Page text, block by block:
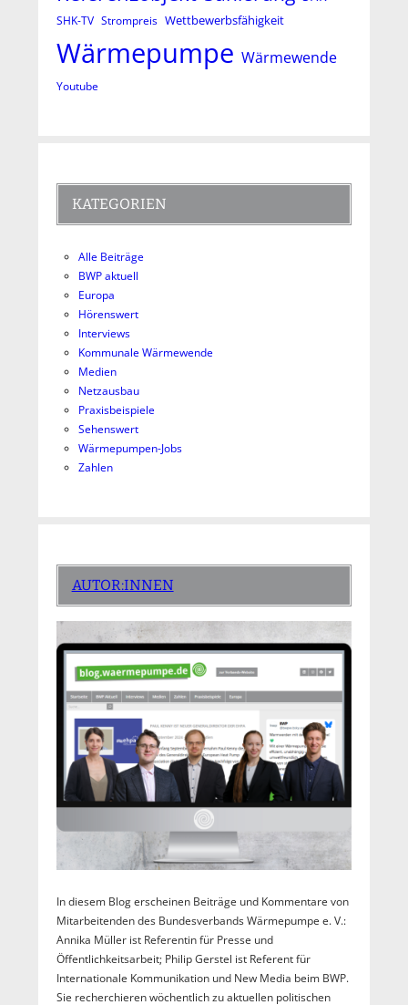
SHK-TV Strompreis Wettbewerbsfähigkeit
Wärmepumpe Wärmewende
Youtube
KATEGORIEN
Alle Beiträge
BWP aktuell
Europa
Hörenswert
Interviews
Kommunale Wärmewende
Medien
Netzausbau
Praxisbeispiele
Sehenswert
Wärmepumpen-Jobs
Zahlen
AUTOR:INNEN
In diesem Blog erscheinen Beiträge und Kommentare von
Mitarbeitenden des Bundesverbands Wärmepumpe e. V.:
Annika Müller ist Referentin für Presse und
Öffentlichkeitsarbeit; Philip Gerstel ist Referent für
Internationale Kommunikation und New Media beim BWP.
Sie recherchieren wöchentlich zu aktuellen politischen